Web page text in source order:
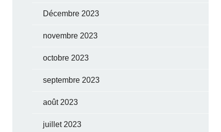
Décembre 2023
novembre 2023
octobre 2023
septembre 2023
août 2023
juillet 2023